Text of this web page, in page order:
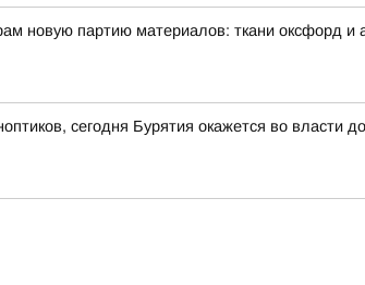
новую партию материалов: ткани оксфорд и
сегодня Бурятия окажется во власти